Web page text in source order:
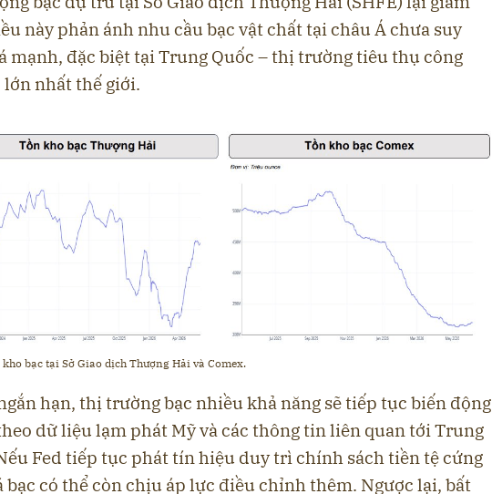
này phản ánh nhu cầu bạc vật chất tại châu Á chưa suy
mạnh, đặc biệt tại Trung Quốc – thị trường tiêu thụ công
lớn nhất thế giới.
bạc tại Sở Giao dịch Thượng Hải và Comex.
hạn, thị trường bạc nhiều khả năng sẽ tiếp tục biến động
dữ liệu lạm phát Mỹ và các thông tin liên quan tới Trung
Fed tiếp tục phát tín hiệu duy trì chính sách tiền tệ cứng
bạc có thể còn chịu áp lực điều chỉnh thêm. Ngược lại, bất